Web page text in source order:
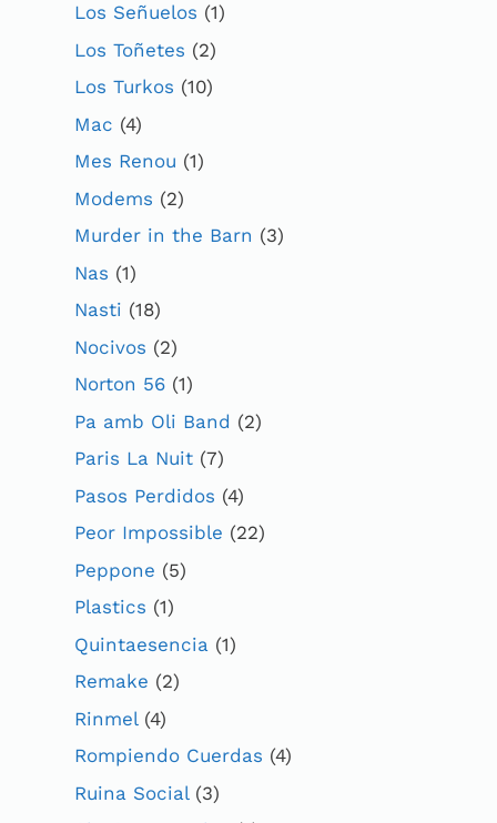
Los Señuelos (1)
Los Toñetes (2)
Los Turkos (10)
Mac (4)
Mes Renou (1)
Modems (2)
Murder in the Barn (3)
Nas (1)
Nasti (18)
Nocivos (2)
Norton 56 (1)
Pa amb Oli Band (2)
Paris La Nuit (7)
Pasos Perdidos (4)
Peor Impossible (22)
Peppone (5)
Plastics (1)
Quintaesencia (1)
Remake (2)
Rinmel(4)
Rompiendo Cuerdas (4)
Ruina Social(3)